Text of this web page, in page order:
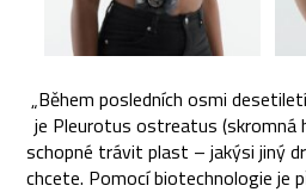
„Během posledních osmi
je Pleurotus ostreatus (skromná
schopné trávit plast – jakýsi jiný
chcete. Pomocí biotechnologie je